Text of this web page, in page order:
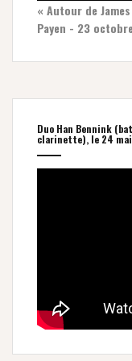
« Autour de
Payen - 23
Duo Han Bennink
clarinette), le 24 mai